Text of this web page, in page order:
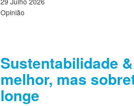
Opinião
Sustentabilidade
melhor, mas
longe